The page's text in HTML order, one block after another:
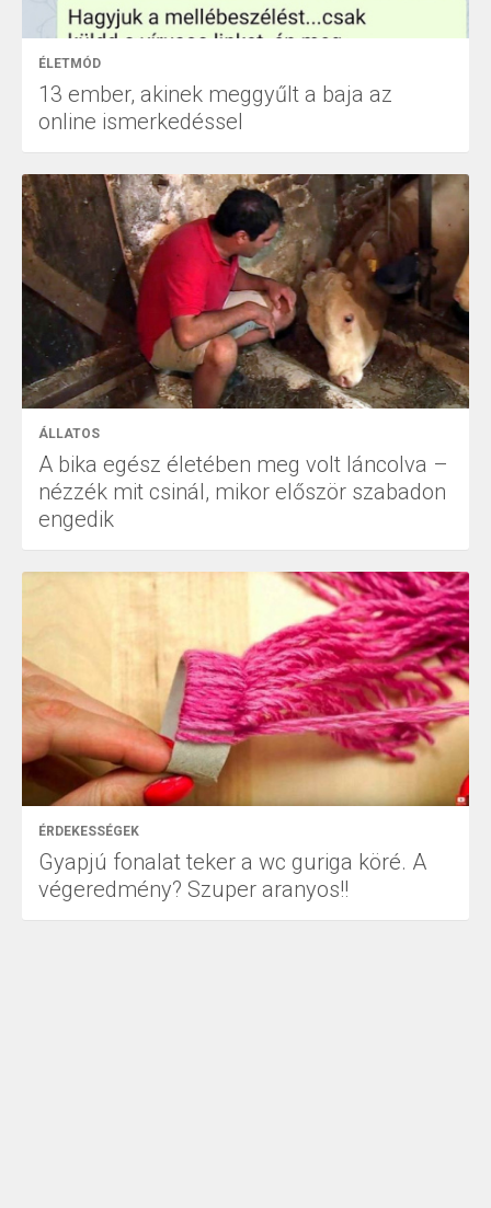
ÉLETMÓD
13 ember, akinek meggyűlt a baja az
online ismerkedéssel
ÁLLATOS
A bika egész életében meg volt láncolva –
nézzék mit csinál, mikor először szabadon
engedik
ÉRDEKESSÉGEK
Gyapjú fonalat teker a wc guriga köré. A
végeredmény? Szuper aranyos!!